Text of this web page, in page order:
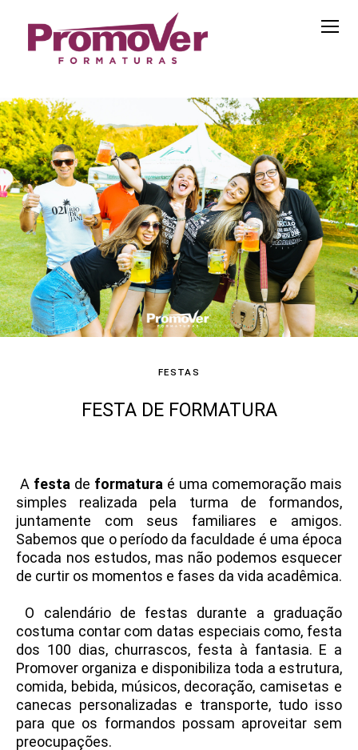
FESTAS
FESTA DE FORMATURA
A festa de formatura é uma comemoração mais
simples realizada pela turma de formandos,
juntamente com seus familiares e amigos.
Sabemos que o período da faculdade é uma época
focada nos estudos, mas não podemos esquecer
de curtir os momentos e fases da vida acadêmica.
O calendário de festas durante a graduação
costuma contar com datas especiais como, festa
dos 100 dias, churrascos, festa à fantasia. E a
Promover organiza e disponibiliza toda a estrutura,
comida, bebida, músicos, decoração, camisetas e
canecas personalizadas e transporte, tudo isso
para que os formandos possam aproveitar sem
preocupações.